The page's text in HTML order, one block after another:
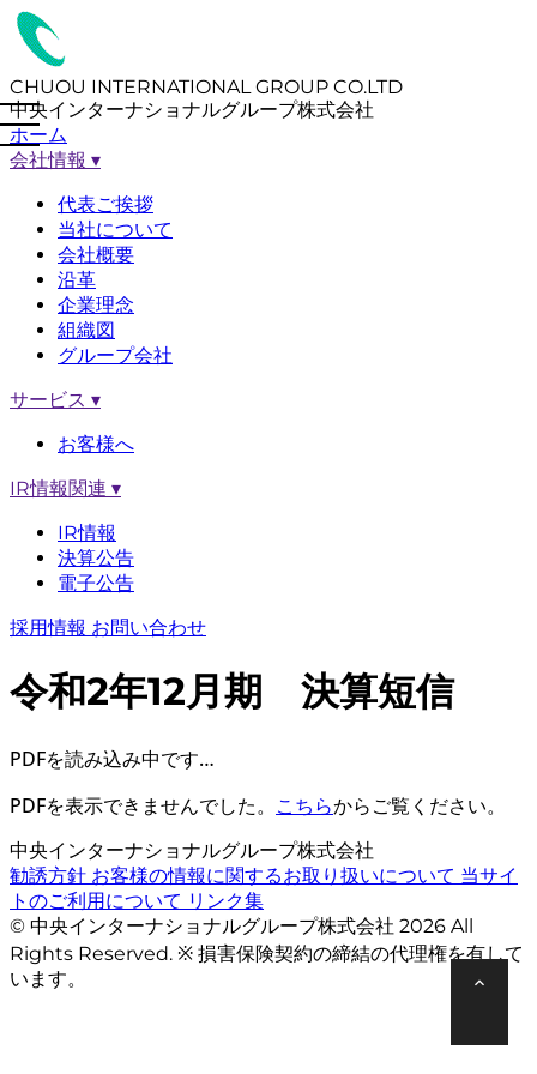
CHUOU INTERNATIONAL GROUP CO.LTD
中央インターナショナルグループ株式会社
ホーム
会社情報 ▾
代表ご挨拶
当社について
会社概要
沿革
企業理念
組織図
グループ会社
サービス ▾
お客様へ
IR情報関連 ▾
IR情報
決算公告
電子公告
採用情報 お問い合わせ
令和2年12月期 決算短信
PDFを読み込み中です…
PDFを表示できませんでした。 こちらからご覧ください。
中央インターナショナルグループ株式会社
勧誘方針 お客様の情報に関するお取り扱いについて 当サイ
トのご利用について リンク集
© 中央インターナショナルグループ株式会社 2026 All
Rights Reserved. ※ 損害保険契約の締結の代理権を有して
います。